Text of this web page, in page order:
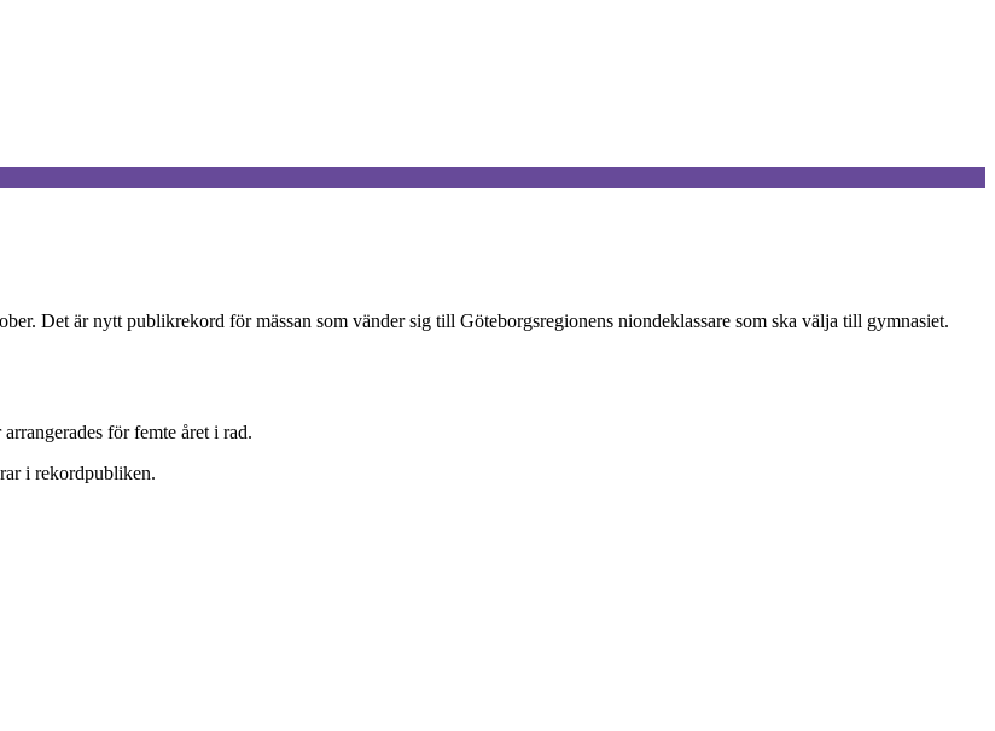
Det är nytt publikrekord för mässan som vänder sig till Göteborgsregionens niondeklassare som ska välja till gymnasiet.
för femte året i rad.
i rekordpubliken.